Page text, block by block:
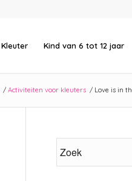
Kleuter Kind van 6 tot 12 jaar
/ Activiteiten voor kleuters / Love is in